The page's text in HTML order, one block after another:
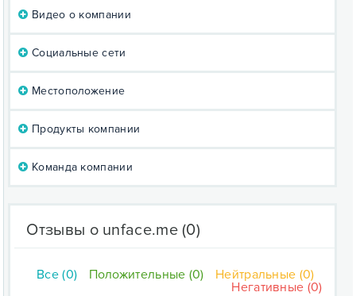
Видео о компании
Социальные сети
Местоположение
Продукты компании
Команда компании
Отзывы о unface.me(0)
Все (0) Положительные (0)
Нейтральные (0)
Негативные (0)